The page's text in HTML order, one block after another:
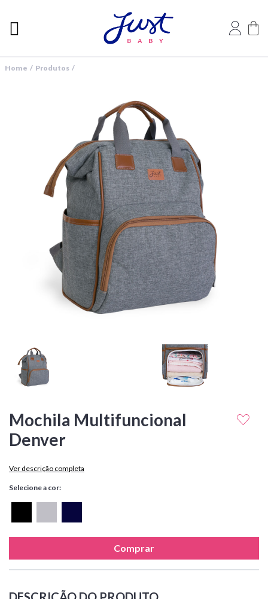
Home / Produtos /
Mochila Multifuncional
Denver
Ver descrição completa
Selecione a cor:
Comprar